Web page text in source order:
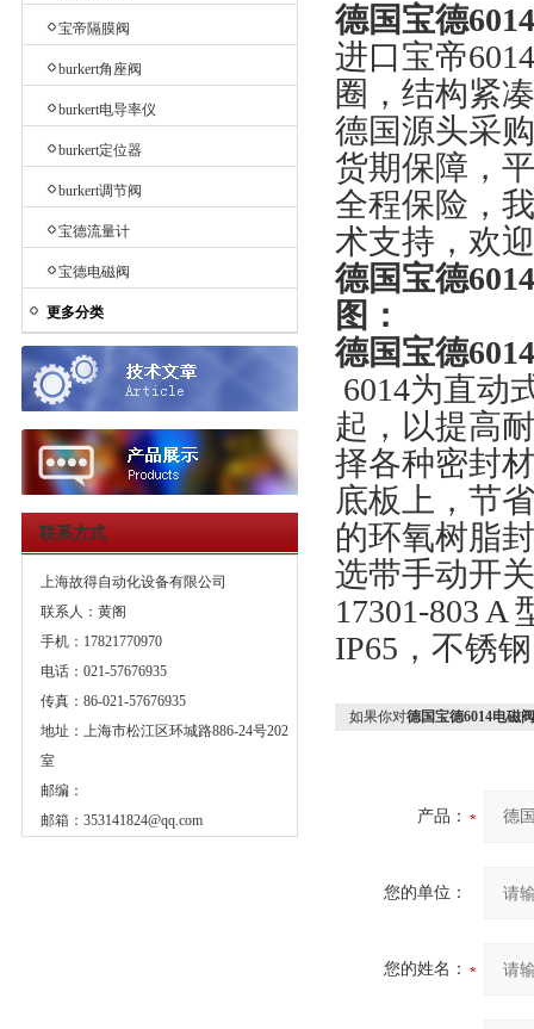
宝帝隔膜阀
burkert角座阀
burkert电导率仪
burkert定位器
burkert调节阀
宝德流量计
宝德电磁阀
更多分类
联系方式
上海故得自动化设备有限公司
联系人：黄阁
手机：17821770970
电话：021-57676935
传真：86-021-57676935
地址：上海市松江区环城路886-24号202
室
邮编：
邮箱： 353141824@qq.com
德国宝德
进口宝帝
圈，结构紧
德国源头采
货期保障，
全程保险，
术支持，欢
德国宝德
图：
德国宝德
6014为直动
起，以提高
择各种密封
底板上，节
的环氧树脂
选带手动开
17301-803 A
IP65，不锈
如果你对德国宝德6014电磁
产品：
您的单位：
您的姓名：